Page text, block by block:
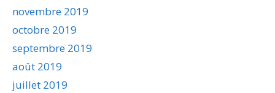
novembre 2019
octobre 2019
septembre 2019
août 2019
juillet 2019